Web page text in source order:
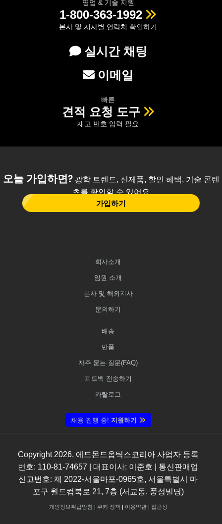
영업 & 기술 지원
1-800-363-1992
본사 및 지사별 연락처 확인하기
실시간 채팅
이메일
빠른
견적 요청 도구
재고 번호 입력 필요
오늘 가입하면?광학 트렌드, 신제품, 할인 혜택, 기술 콘텐
츠를 확인할 수 있어요
가입하기
회사소개
임원 소개
본사 및 해외지사
문의하기
배송
반품
자주 묻는 질문(FAQ)
피드백 전송하기
카탈로그
채용 진행 중! 지원하기
Copyright 2026, 에드몬드옵틱스코리아 사업자 등록
번호: 110-81-74657 | 대표이사: 이준호 | 통신판매업
신고번호: 제 2022-서울마포-0965호, 서울특별시 마
포구 월드컵북로 21, 7층 (서교동, 풍성빌딩)
개인정보취급방침 | 쿠키 정책 | 이용약관| 접근성